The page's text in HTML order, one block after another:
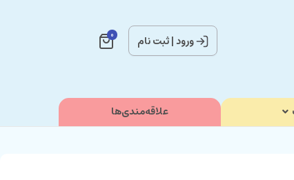
ورود|ثبت نام 0
علاقه‌مندی‌ها